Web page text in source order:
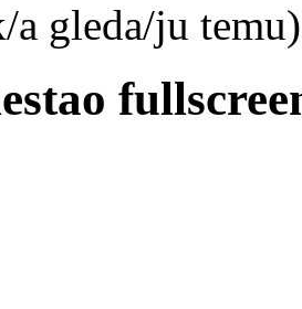
gleda/ju